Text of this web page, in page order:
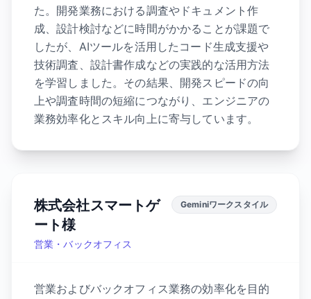
た。開発業務における調査やドキュメント作
成、設計検討などに時間がかかることが課題で
したが、AIツールを活用したコード生成支援や
技術調査、設計書作成などの実践的な活用方法
を学習しました。その結果、開発スピードの向
上や調査時間の短縮につながり、エンジニアの
業務効率化とスキル向上に寄与しています。
株式会社スマートゲ
ート様
営業・バックオフィス
Geminiワークスタイル
営業およびバックオフィス業務の効率化を目的